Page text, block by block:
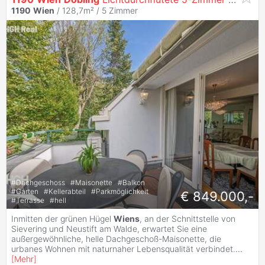
1190 Wien / 128,7m² / 5 Zimmer
#Dachgeschoss #Maisonette #Balkon
#Garten #Kellerabteil #Parkmöglichkeit
#Terrasse #hell € 849.000,-
Inmitten der grünen Hügel Wiens, an der Schnittstelle von
Sievering und Neustift am Walde, erwartet Sie eine
außergewöhnliche, helle Dachgeschoß-Maisonette, die
urbanes Wohnen mit naturnaher Lebensqualität verbindet....
[Mehr]